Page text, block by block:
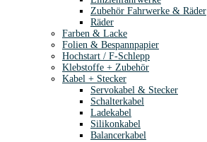
Zubehör Fahrwerke & Räder
Räder
Farben & Lacke
Folien & Bespannpapier
Hochstart / F-Schlepp
Klebstoffe + Zubehör
Kabel + Stecker
Servokabel & Stecker
Schalterkabel
Ladekabel
Silikonkabel
Balancerkabel